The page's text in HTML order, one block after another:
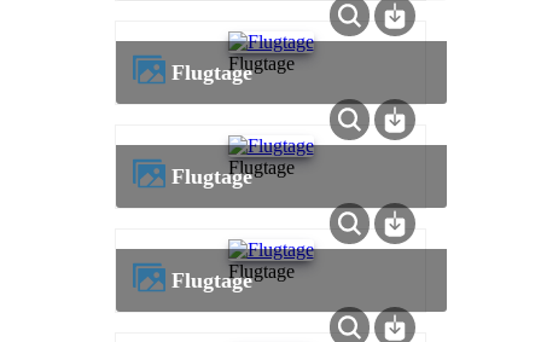
Flugtage
Flugtage
Flugtage
Flugtage
Flugtage
Flugtage